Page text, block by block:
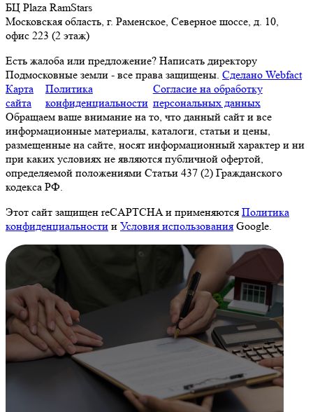
БЦ Plaza RamStars
Московская область, г. Раменское, Северное шоссе, д. 10,
офис 223 (2 этаж)
Есть жалоба или предложение? Написать директору
Подмосковные земли - все права защищены. Сделано Webfact
Карта
сайта
Политика
конфиденциальности
Согласие на обработку
персональных данных
Обращаем ваше внимание на то, что данный сайт и все
информационные материалы, каталоги, статьи и цены,
размещенные на сайте, носят информационный характер и ни
при каких условиях не являются публичной офертой,
определяемой положениями Статьи 437 (2) Гражданского
кодекса РФ.
Этот сайт защищен reCAPTCHA и применяются Политика
конфиденциальности и Условия использования Google.